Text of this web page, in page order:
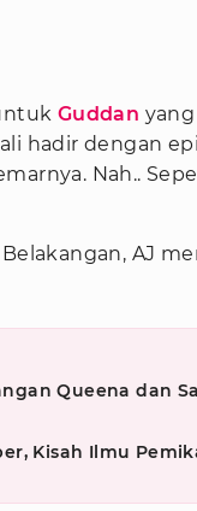
Guddan
hadir dengan
Nah..
AJ
Queena dan
Kisah Ilmu